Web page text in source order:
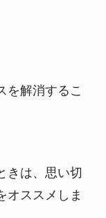
を解消するこ
きは、思い切
オススメしま